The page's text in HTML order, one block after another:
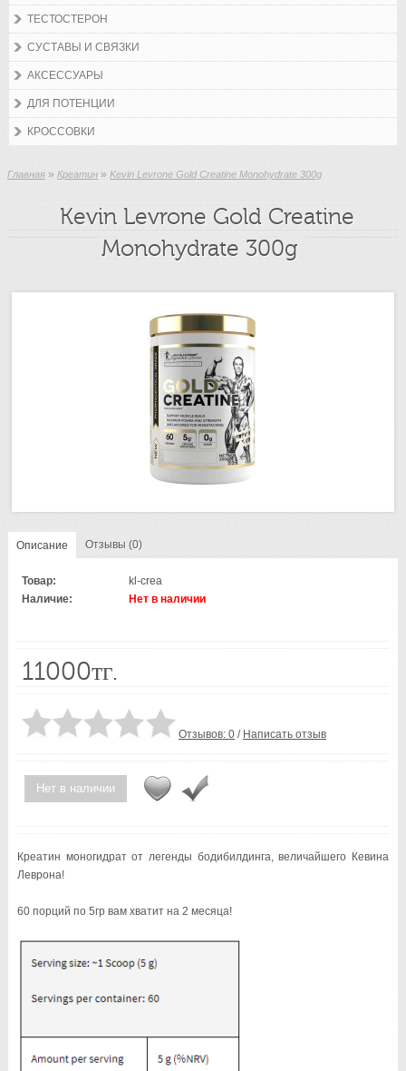
ТЕСТОСТЕРОН
СУСТАВЫ И СВЯЗКИ
АКСЕССУАРЫ
ДЛЯ ПОТЕНЦИИ
КРОССОВКИ
Главная » Креатин » Kevin Levrone Gold Creatine Monohydrate 300g
Kevin Levrone Gold Creatine
Monohydrate 300g
Описание Отзывы (0)
Товар:
kl-crea
Наличие:
Нет в наличии
11000тг.
Отзывов: 0 / Написать отзыв
Нет в наличии
Креатин моногидрат от легенды бодибилдинга, величайшего Кевина
Леврона!
60 порций по 5гр вам хватит на 2 месяца!